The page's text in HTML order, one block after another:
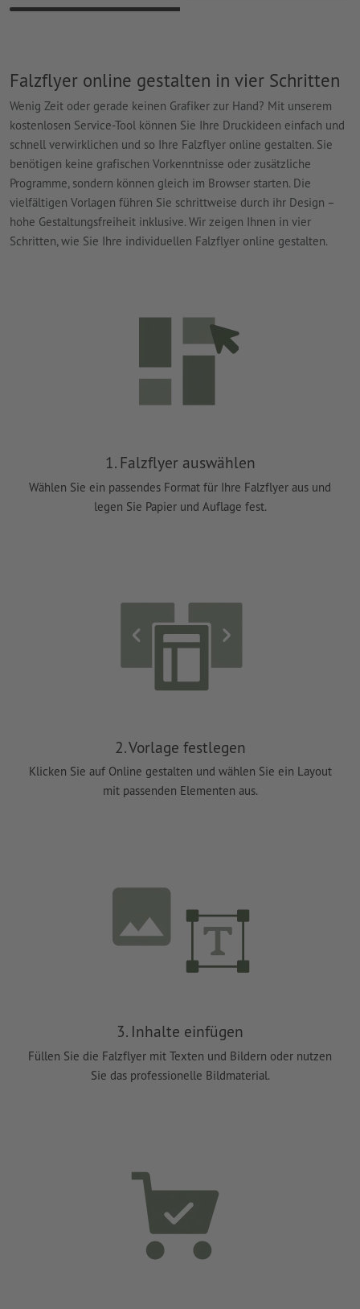
Falzflyer online gestalten in vier Schritten
Wenig Zeit oder gerade keinen Grafiker zur Hand? Mit unserem
kostenlosen Service-Tool können Sie Ihre Druckideen einfach und
schnell verwirklichen und so Ihre Falzflyer online gestalten. Sie
benötigen keine grafischen Vorkenntnisse oder zusätzliche
Programme, sondern können gleich im Browser starten. Die
vielfältigen Vorlagen führen Sie schrittweise durch ihr Design –
hohe Gestaltungsfreiheit inklusive. Wir zeigen Ihnen in vier
Schritten, wie Sie Ihre individuellen Falzflyer online gestalten.
1. Falzflyer auswählen
Wählen Sie ein passendes Format für Ihre Falzflyer aus und
legen Sie Papier und Auflage fest.
2. Vorlage festlegen
Klicken Sie auf Online gestalten und wählen Sie ein Layout
mit passenden Elementen aus.
3. Inhalte einfügen
Füllen Sie die Falzflyer mit Texten und Bildern oder nutzen
Sie das professionelle Bildmaterial.